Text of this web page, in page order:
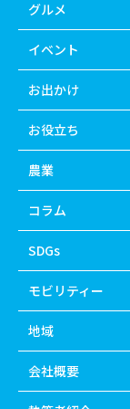
グルメ
イベント
お出かけ
お役立ち
農業
コラム
SDGs
モビリティー
地域
会社概要